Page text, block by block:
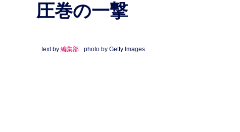
圧巻の一撃
text by 編集部 photo by Getty Images